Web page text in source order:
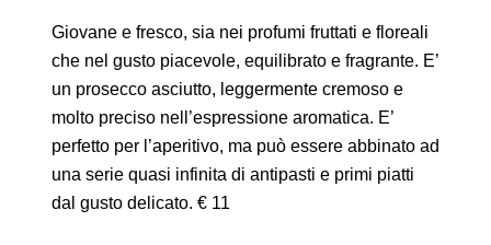
Giovane e fresco, sia nei profumi fruttati e floreali
che nel gusto piacevole, equilibrato e fragrante. E’
un prosecco asciutto, leggermente cremoso e
molto preciso nell’espressione aromatica. E’
perfetto per l’aperitivo, ma può essere abbinato ad
una serie quasi infinita di antipasti e primi piatti
dal gusto delicato. € 11